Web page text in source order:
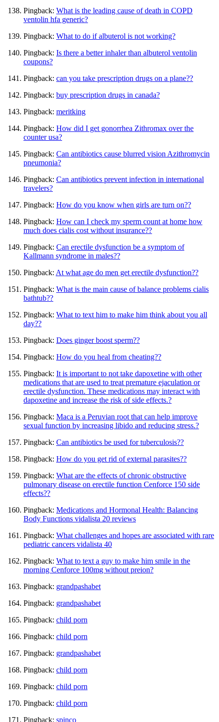
Pingback: What is the leading cause of death in COPD
ventolin hfa generic?
Pingback: What to do if albuterol is not working?
Pingback: Is there a better inhaler than albuterol ventolin
coupons?
Pingback: can you take prescription drugs on a plane??
Pingback: buy prescription drugs in canada?
Pingback: meritking
Pingback: How did I get gonorrhea Zithromax over the
counter usa?
Pingback: Can antibiotics cause blurred vision Azithromycin
pneumonia?
Pingback: Can antibiotics prevent infection in international
travelers?
Pingback: How do you know when girls are turn on??
Pingback: How can I check my sperm count at home how
much does cialis cost without insurance??
Pingback: Can erectile dysfunction be a symptom of
Kallmann syndrome in males??
Pingback: At what age do men get erectile dysfunction??
Pingback: What is the main cause of balance problems cialis
bathtub??
Pingback: What to text him to make him think about you all
day??
Pingback: Does ginger boost sperm??
Pingback: How do you heal from cheating??
Pingback: It is important to not take dapoxetine with other
medications that are used to treat premature ejaculation or
erectile dysfunction. These medications may interact with
dapoxetine and increase the risk of side effects.?
Pingback: Maca is a Peruvian root that can help improve
sexual function by increasing libido and reducing stress.?
Pingback: Can antibiotics be used for tuberculosis??
Pingback: How do you get rid of external parasites??
Pingback: What are the effects of chronic obstructive
pulmonary disease on erectile function Cenforce 150 side
effects??
Pingback: Medications and Hormonal Health: Balancing
Body Functions vidalista 20 reviews
Pingback: What challenges and hopes are associated with rare
pediatric cancers vidalista 40
Pingback: What to text a guy to make him smile in the
morning Cenforce 100mg without preion?
Pingback: grandpashabet
Pingback: grandpashabet
Pingback: child porn
Pingback: child porn
Pingback: grandpashabet
Pingback: child porn
Pingback: child porn
Pingback: child porn
Pingback: spinco